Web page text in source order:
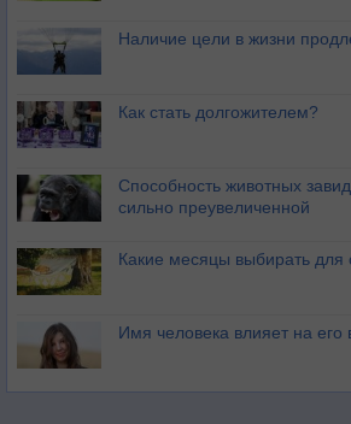
Наличие цели в жизни
Как стать долгожителем?
Способность животных
сильно преувеличенной
Какие месяцы выбирать для
Имя человека влияет на его